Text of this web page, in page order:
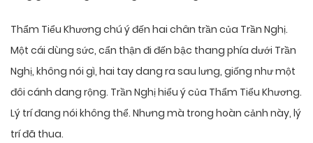
Thẩm Tiểu Khương chú ý đến hai chân trần của Trần Nghị.
Một cái dùng sức, cẩn thận đi đến bậc thang phía dưới Trần
Nghị, không nói gì, hai tay dang ra sau lưng, giống như một
đôi cánh dang rộng. Trần Nghị hiểu ý của Thẩm Tiểu Khương.
Lý trí đang nói không thể. Nhưng mà trong hoàn cảnh này, lý
trí đã thua.